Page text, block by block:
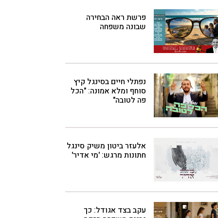
פרשת ראה הבחירה
שבונה משפחה
נפתלי חיים בסינגל קיץ
סוחף ומלא אמונה: "הכל
פה לטובה"
אלעזר ביטון משיק סינגל
חתונות מרגש: 'מי אדיר'
עקב בצד אגודל: כך